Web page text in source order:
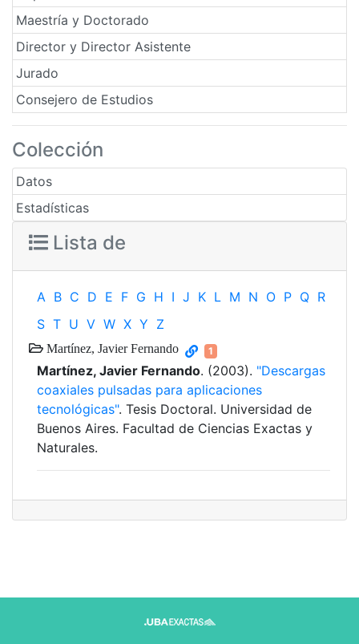
Maestría y Doctorado
Director y Director Asistente
Jurado
Consejero de Estudios
Colección
Datos
Estadísticas
Lista de
A B C D E F G H I J K L M N O P Q R
S T U V W X Y Z
Martínez, Javier Fernando 1
Martínez, Javier Fernando. (2003). "Descargas
coaxiales pulsadas para aplicaciones
tecnológicas". Tesis Doctoral. Universidad de
Buenos Aires. Facultad de Ciencias Exactas y
Naturales.